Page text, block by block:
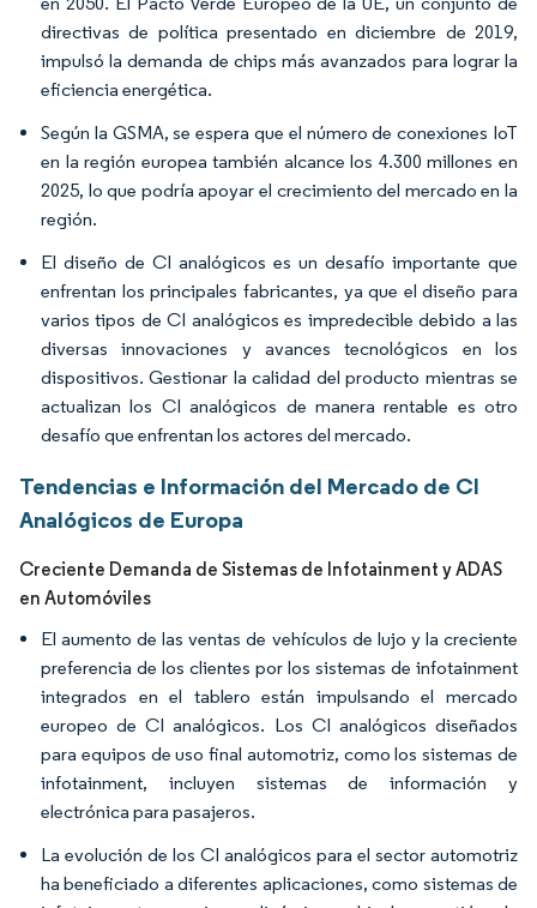
directivas de política presentado en diciembre de 2019,
impulsó la demanda de chips más avanzados para lograr la
eficiencia energética.
Según la GSMA, se espera que el número de conexiones IoT
en la región europea también alcance los 4.300 millones en
2025, lo que podría apoyar el crecimiento del mercado en la
región.
El diseño de CI analógicos es un desafío importante que
enfrentan los principales fabricantes, ya que el diseño para
varios tipos de CI analógicos es impredecible debido a las
diversas innovaciones y avances tecnológicos en los
dispositivos. Gestionar la calidad del producto mientras se
actualizan los CI analógicos de manera rentable es otro
desafío que enfrentan los actores del mercado.
Tendencias e Información del Mercado de CI
Analógicos de Europa
Creciente Demanda de Sistemas de Infotainment y ADAS
en Automóviles
El aumento de las ventas de vehículos de lujo y la creciente
preferencia de los clientes por los sistemas de infotainment
integrados en el tablero están impulsando el mercado
europeo de CI analógicos. Los CI analógicos diseñados
para equipos de uso final automotriz, como los sistemas de
infotainment, incluyen sistemas de información y
electrónica para pasajeros.
La evolución de los CI analógicos para el sector automotriz
ha beneficiado a diferentes aplicaciones, como sistemas de